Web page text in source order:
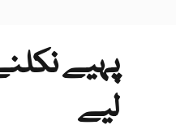
پہیے
لیے